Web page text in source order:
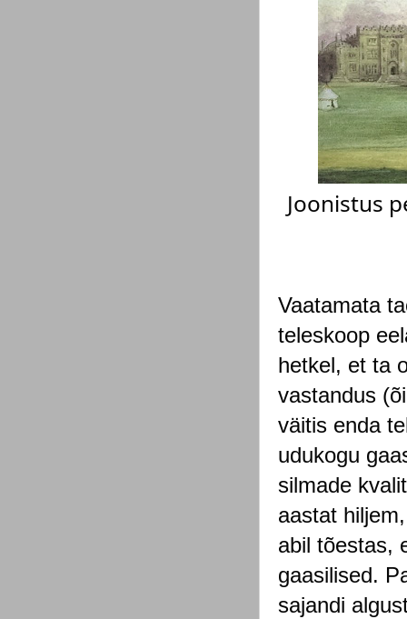
Joonistus
Vaatamata
teleskoop
hetkel, et ta
vastandus
väitis enda
udukogu
silmade
aastat
abil tõestas,
gaasilised.
sajandi